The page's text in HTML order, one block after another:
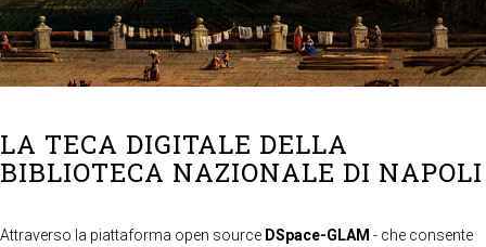
LA TECA DIGITALE DELLA
BIBLIOTECA NAZIONALE DI NAPOLI
Attraverso la piattaforma open source DSpace-GLAM - che consente